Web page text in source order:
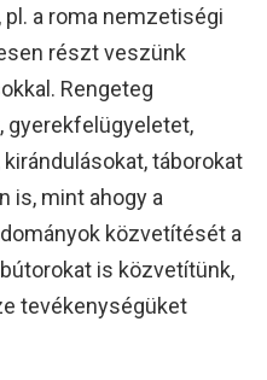
a roma nemzetiségi
részt veszünk
Rengeteg
gyerekfelügyeletet,
táborokat
is, mint ahogy a
közvetítését a
is közvetítünk,
tevékenységüket